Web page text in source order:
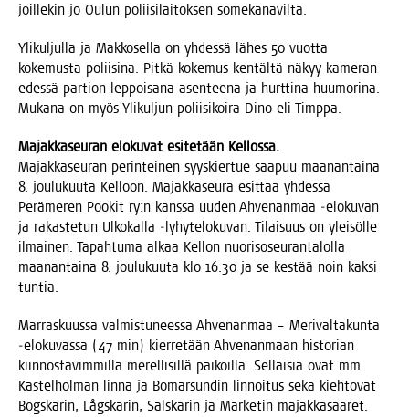
joil­le­kin jo Oulun polii­si­lai­tok­sen somekanavilta.
Yli­kul­jul­la ja Mak­ko­sel­la on yhdes­sä lähes 50 vuot­ta
koke­mus­ta polii­si­na. Pit­kä koke­mus ken­täl­tä näkyy kame­ran
edes­sä par­tion lep­poi­sa­na asen­tee­na ja hurt­ti­na huu­mo­ri­na.
Muka­na on myös Yli­kul­jun polii­si­koi­ra Dino eli Timppa.
Majak­ka­seu­ran elo­ku­vat esi­te­tään Kellossa.
Majak­ka­seu­ran perin­tei­nen syys­kier­tue saa­puu maa­nan­tai­na
8. jou­lu­kuu­ta Kel­loon. Majak­ka­seu­ra esit­tää yhdes­sä
Perä­me­ren Poo­kit ry:n kans­sa uuden Ahve­nan­maa ‑elo­ku­van
ja rakas­te­tun Ulko­kal­la ‑lyhy­te­lo­ku­van. Tilai­suus on ylei­söl­le
ilmai­nen. Tapah­tu­ma alkaa Kel­lon nuo­ri­so­seu­ran­ta­lol­la
maa­nan­tai­na 8. jou­lu­kuu­ta klo 16.30 ja se kes­tää noin kak­si
tuntia.
Mar­ras­kuus­sa val­mis­tu­nees­sa Ahve­nan­maa – Meri­val­ta­kun­ta
‑elo­ku­vas­sa (47 min) kier­re­tään Ahve­nan­maan his­to­rian
kiin­nos­ta­vim­mil­la merel­li­sil­lä pai­koil­la. Sel­lai­sia ovat mm.
Kas­tel­hol­man lin­na ja Bomar­sun­din lin­noi­tus sekä kieh­to­vat
Bogs­kä­rin, Lågs­kä­rin, Säls­kä­rin ja Mär­ke­tin majak­ka­saa­ret.